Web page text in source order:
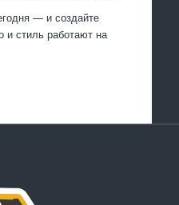
— и создайте
и стиль работают на